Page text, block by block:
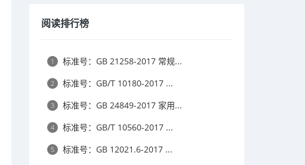
阅读排行榜
1 标准号：GB 21258-2017 常规...
2 标准号：GB/T 10180-2017 ...
3 标准号：GB 24849-2017 家用...
4 标准号：GB/T 10560-2017 ...
5 标准号：GB 12021.6-2017 ...